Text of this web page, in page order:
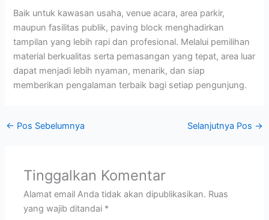
Baik untuk kawasan usaha, venue acara, area parkir,
maupun fasilitas publik, paving block menghadirkan
tampilan yang lebih rapi dan profesional. Melalui pemilihan
material berkualitas serta pemasangan yang tepat, area luar
dapat menjadi lebih nyaman, menarik, dan siap
memberikan pengalaman terbaik bagi setiap pengunjung.
← Pos Sebelumnya Selanjutnya Pos →
Tinggalkan Komentar
Alamat email Anda tidak akan dipublikasikan. Ruas
yang wajib ditandai *